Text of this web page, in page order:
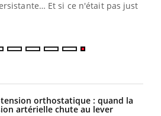
Et si ce n'était pas juste
orthostatique : quand la
artérielle chute au lever